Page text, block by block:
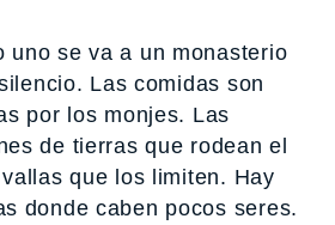
uno se va a un monasterio
Las comidas son
por los monjes. Las
de tierras que rodean el
que los limiten. Hay
donde caben pocos seres.